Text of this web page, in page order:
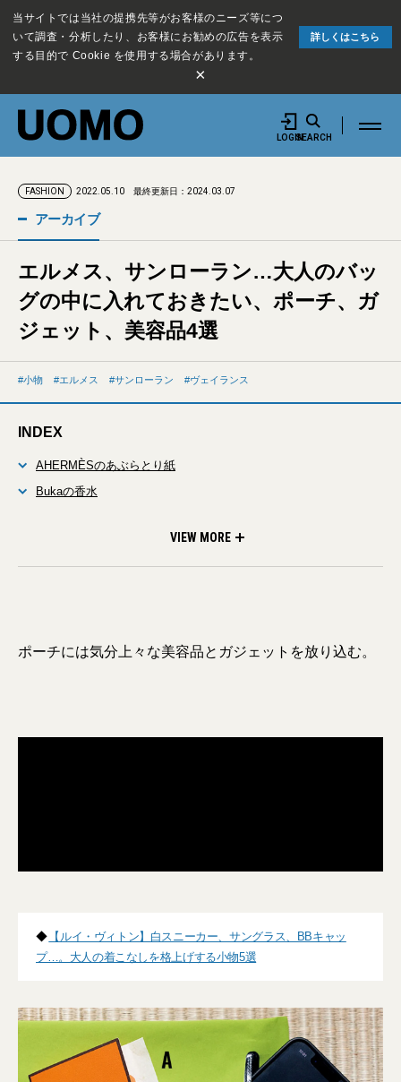
当サイトでは当社の提携先等がお客様のニーズ等につ
いて調査・分析したり、お客様にお勧めの広告を表示
する目的で Cookie を使用する場合があります。
詳しくはこちら
×
LOGINSEARCH
FASHION 2022.05.10 最終更新日：2024.03.07
アーカイブ
エルメス、サンローラン…大人のバッ
グの中に入れておきたい、ポーチ、ガ
ジェット、美容品4選
小物 エルメス サンローラン ヴェイランス
INDEX
AHERMÈSのあぶらとり紙
Bukaの香水
VIEW MORE
ポーチには気分上々な美容品とガジェットを放り込む。
◆ 【ルイ・ヴィトン】白スニーカー、サングラス、BBキャッ
プ…。大人の着こなしを格上げする小物5選